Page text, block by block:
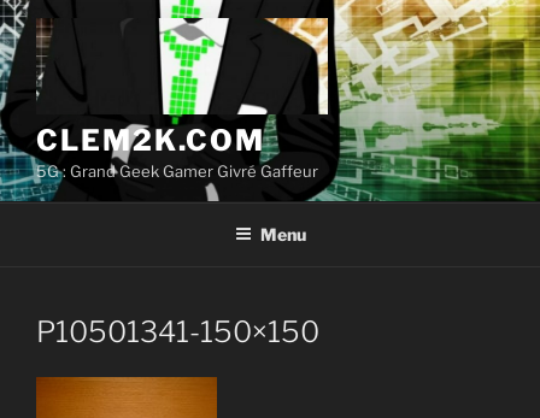
Aller
au
contenu
principal
CLEM2K.COM
5G : Grand Geek Gamer Givré Gaffeur
Menu
P10501341-150×150